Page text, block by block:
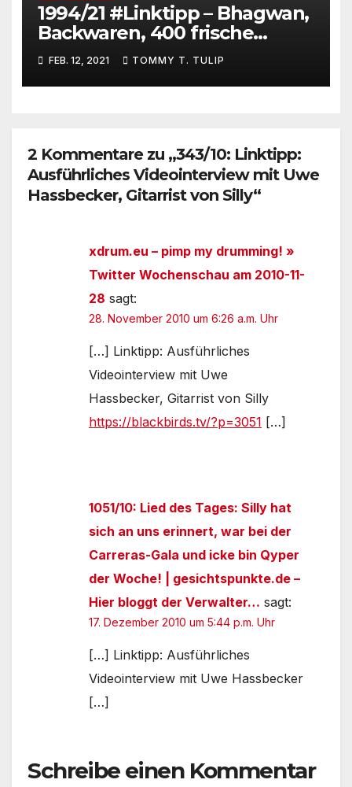
1994/21 #Linktipp – Bhagwan,
Backwaren, 400 frische
Brötchen jeden Tag und was
von Osho übrig blieb – Die
Deutschen und ihr Guru
FEB. 12, 2021 TOMMY T. TULIP
2 Kommentare zu „343/10: Linktipp:
Ausführliches Videointerview mit Uwe
Hassbecker, Gitarrist von Silly“
xdrum.eu – pimp my drumming! »
Twitter Wochenschau am 2010-11-
28 sagt:
28. November 2010 um 6:26 a.m. Uhr
[…] Linktipp: Ausführliches
Videointerview mit Uwe
Hassbecker, Gitarrist von Silly
https://blackbirds.tv/?p=3051 […]
1051/10: Lied des Tages: Silly hat
sich an uns erinnert, war bei der
Carreras-Gala und icke bin Qyper
der Woche! | gesichtspunkte.de –
Hier bloggt der Verwalter… sagt:
17. Dezember 2010 um 5:44 p.m. Uhr
[…] Linktipp: Ausführliches
Videointerview mit Uwe Hassbecker
[…]
Schreibe einen Kommentar